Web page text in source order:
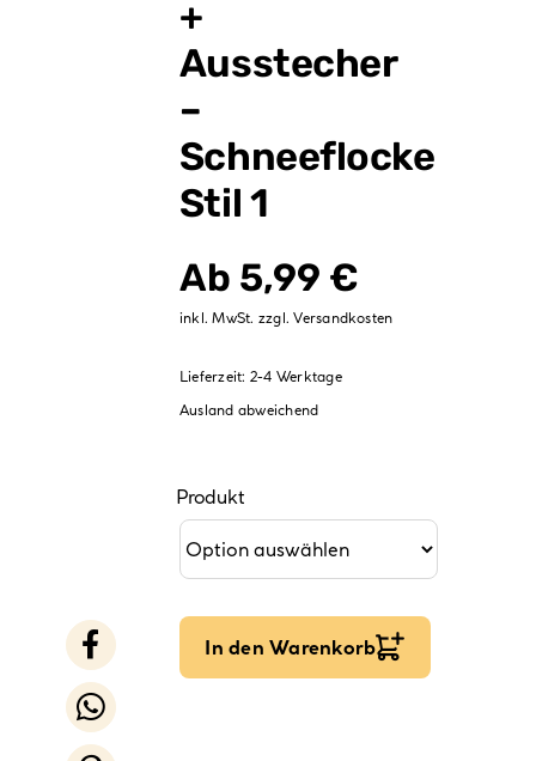
+
Ausstecher
–
Schneeflocke
Stil 1
Ab 5,99 €
inkl. MwSt. zzgl.Versandkosten
Lieferzeit: 2-4 Werktage
Ausland abweichend
Produkt
In den Warenkorb